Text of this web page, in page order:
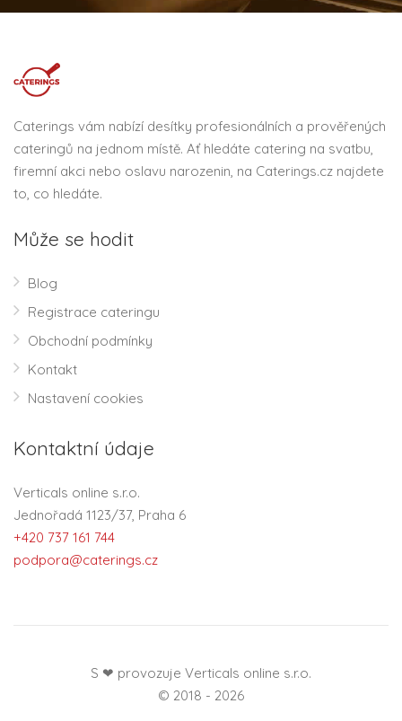
Caterings vám nabízí desítky profesionálních a prověřených
cateringů na jednom místě. Ať hledáte catering na svatbu,
firemní akci nebo oslavu narozenin, na Caterings.cz najdete
to, co hledáte.
Může se hodit
Blog
Registrace cateringu
Obchodní podmínky
Kontakt
Nastavení cookies
Kontaktní údaje
Verticals online s.r.o.
Jednořadá 1123/37, Praha 6
+420 737 161 744
podpora@caterings.cz
S ❤ provozuje Verticals online s.r.o.
© 2018 - 2026